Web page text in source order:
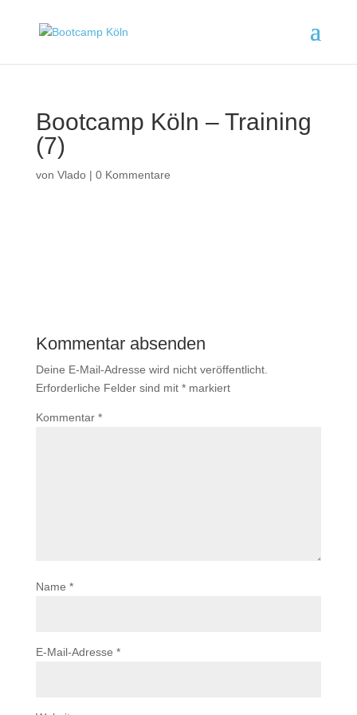
Bootcamp Köln – Training
(7)
von Vlado| 0 Kommentare
Kommentar absenden
Deine E-Mail-Adresse wird nicht veröffentlicht.
Erforderliche Felder sind mit *markiert
Kommentar *
Name *
E-Mail-Adresse *